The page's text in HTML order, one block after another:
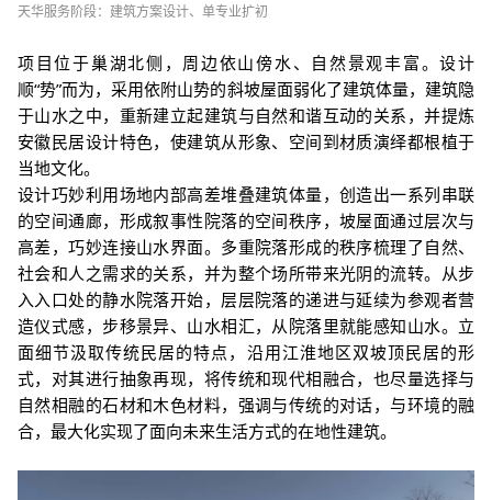
天华服务阶段：建筑方案设计、单专业扩初
项目位于巢湖北侧，周边依山傍水、自然景观丰富。设计
顺“势”而为，采用依附山势的斜坡屋面弱化了建筑体量，建筑隐
于山水之中，重新建立起建筑与自然和谐互动的关系，并提炼
安徽民居设计特色，使建筑从形象、空间到材质演绎都根植于
当地文化。
设计巧妙利用场地内部高差堆叠建筑体量，创造出一系列串联
的空间通廊，形成叙事性院落的空间秩序，坡屋面通过层次与
高差，巧妙连接山水界面。多重院落形成的秩序梳理了自然、
社会和人之需求的关系，并为整个场所带来光阴的流转。从步
入入口处的静水院落开始，层层院落的递进与延续为参观者营
造仪式感，步移景异、山水相汇，从院落里就能感知山水。立
面细节汲取传统民居的特点，沿用江淮地区双坡顶民居的形
式，对其进行抽象再现，将传统和现代相融合，也尽量选择与
自然相融的石材和木色材料，强调与传统的对话，与环境的融
合，最大化实现了面向未来生活方式的在地性建筑。